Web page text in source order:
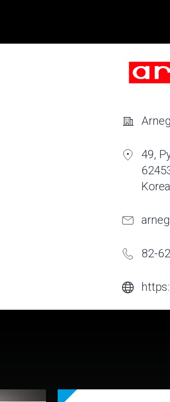
49,
Korea
82-